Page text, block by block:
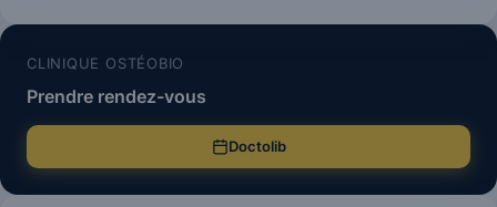
CLINIQUE OSTÉOBIO
Prendre rendez-vous
Doctolib